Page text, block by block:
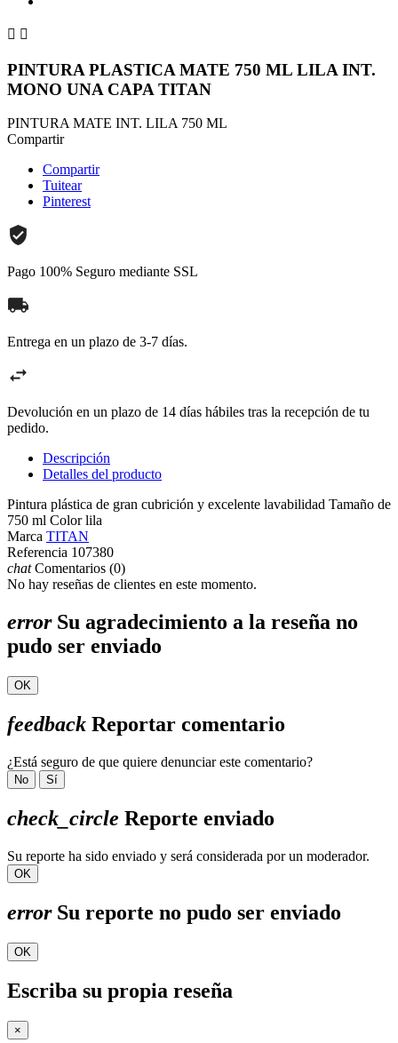
 
PINTURA PLASTICA MATE 750 ML LILA INT.
MONO UNA CAPA TITAN
PINTURA MATE INT. LILA 750 ML
Compartir
Compartir
Tuitear
Pinterest
Pago 100% Seguro mediante SSL
Entrega en un plazo de 3-7 días.
Devolución en un plazo de 14 días hábiles tras la recepción de tu
pedido.
Descripción
Detalles del producto
Pintura plástica de gran cubrición y excelente lavabilidad Tamaño de
750 ml Color lila
Marca TITAN
Referencia 107380
chatComentarios (0)
No hay reseñas de clientes en este momento.
errorSu agradecimiento a la reseña no
pudo ser enviado
OK
feedback Reportar comentario
¿Está seguro de que quiere denunciar este comentario?
No Sí
check_circle Reporte enviado
Su reporte ha sido enviado y será considerada por un moderador.
OK
errorSu reporte no pudo ser enviado
OK
Escriba su propia reseña
×